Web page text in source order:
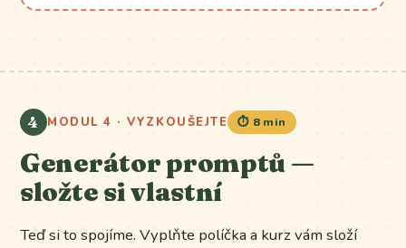
4 MODUL 4 · VYZKOUŠEJTE ⏱️ 8 min
Generátor promptů —
složte si vlastní
Teď si to spojíme. Vyplňte políčka a kurz vám složí